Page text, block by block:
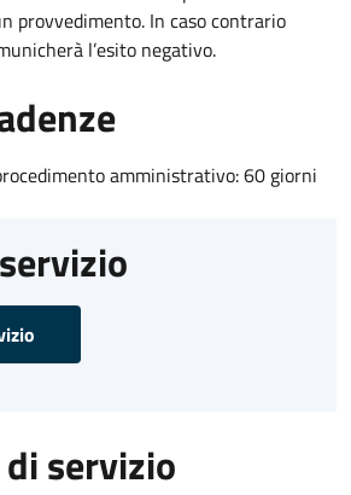
provvedimento. In caso contrario
l’esito negativo.
amministrativo: 60 giorni
servizio